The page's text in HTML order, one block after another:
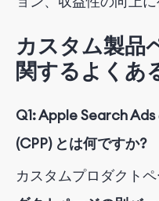
カスタム製品
関するよくあ
Q1: Apple Search
(CPP) とは何ですか?
カスタムプロダクトペ